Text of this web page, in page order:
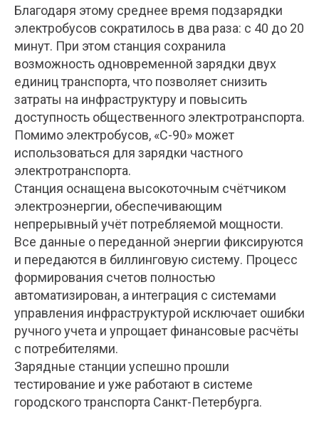
Благодаря этому среднее время подзарядки
электробусов сократилось в два раза: с 40 до 20
минут. При этом станция сохранила
возможность одновременной зарядки двух
единиц транспорта, что позволяет снизить
затраты на инфраструктуру и повысить
доступность общественного электротранспорта.
Помимо электробусов, «С-90» может
использоваться для зарядки частного
электротранспорта.
Станция оснащена высокоточным счётчиком
электроэнергии, обеспечивающим
непрерывный учёт потребляемой мощности.
Все данные о переданной энергии фиксируются
и передаются в биллинговую систему. Процесс
формирования счетов полностью
автоматизирован, а интеграция с системами
управления инфраструктурой исключает ошибки
ручного учета и упрощает финансовые расчёты
с потребителями.
Зарядные станции успешно прошли
тестирование и уже работают в системе
городского транспорта Санкт-Петербурга.